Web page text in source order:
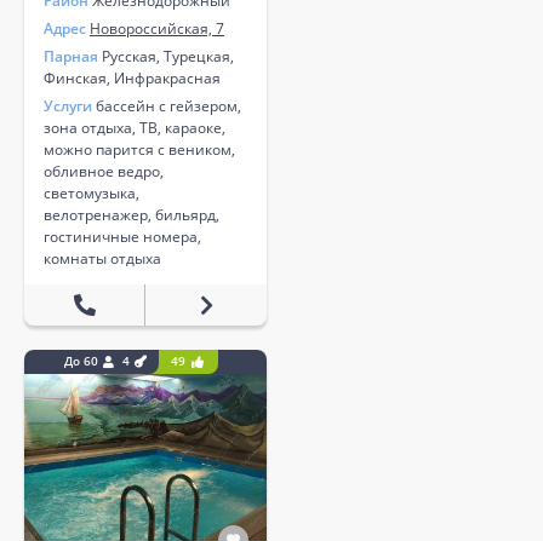
Адрес Новороссийская, 7
Парная Русская, Турецкая,
Финская, Инфракрасная
Услуги бассейн с гейзером,
зона отдыха, ТВ, караоке,
можно парится с веником,
обливное ведро,
светомузыка,
велотренажер, бильярд,
гостиничные номера,
комнаты отдыха
До 60 4 49